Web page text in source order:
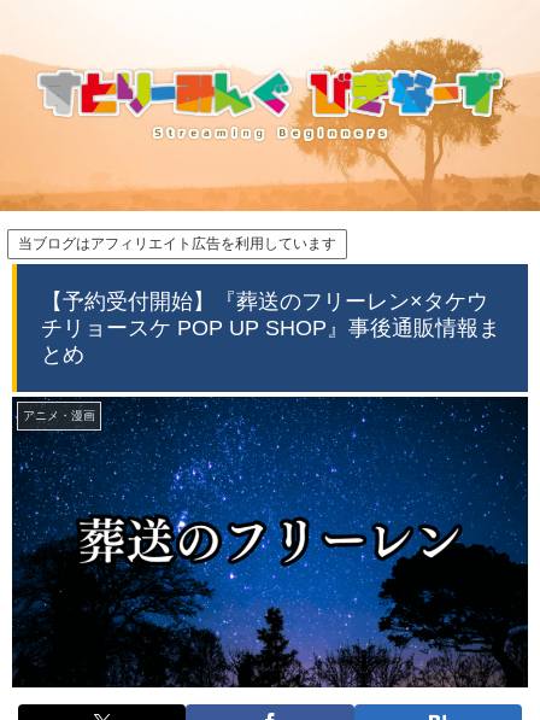
当ブログはアフィリエイト広告を利用しています
【予約受付開始】『葬送のフリーレン×タケウ
チリョースケ POP UP SHOP』事後通販情報ま
とめ
アニメ・漫画